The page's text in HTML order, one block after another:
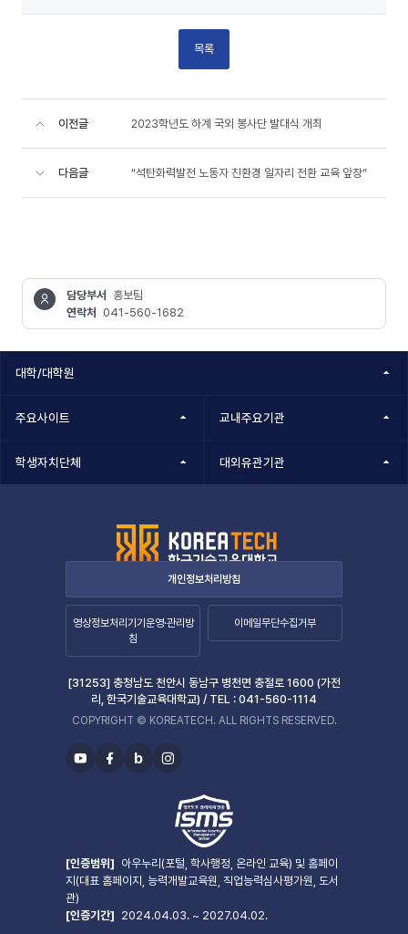
목록
이전글 2023학년도 하계 국외 봉사단 발대식 개최
다음글 “석탄화력발전 노동자 친환경 일자리 전환 교육 앞장”
담당부서 홍보팀
연락처 041-560-1682
대학/대학원
주요사이트 교내주요기관
학생자치단체 대외유관기관
개인정보처리방침
영상정보처리기기운영·관리방
침
이메일무단수집거부
[31253] 충청남도 천안시 동남구 병천면 충절로 1600 (가전
리, 한국기술교육대학교) / TEL : 041-560-1114
COPYRIGHT © KOREATECH. ALL RIGHTS RESERVED.
유
페
b
블
인
타
그
[인증범위] 아우누리(포털, 학사행정, 온라인 교육) 및 홈페이
지(대표 홈페이지, 능력개발교육원, 직업능력심사평가원, 도서
관)
[인증기간] 2024.04.03. ~ 2027.04.02.